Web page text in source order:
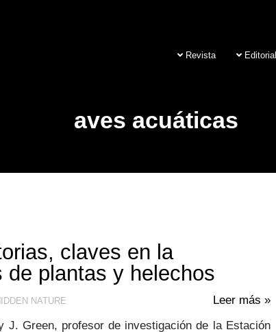
Revista Editorial
aves acuáticas
claves en la
plantas y helechos
Leer más »
NATURE
J. Green, profesor de investigación de la Estación